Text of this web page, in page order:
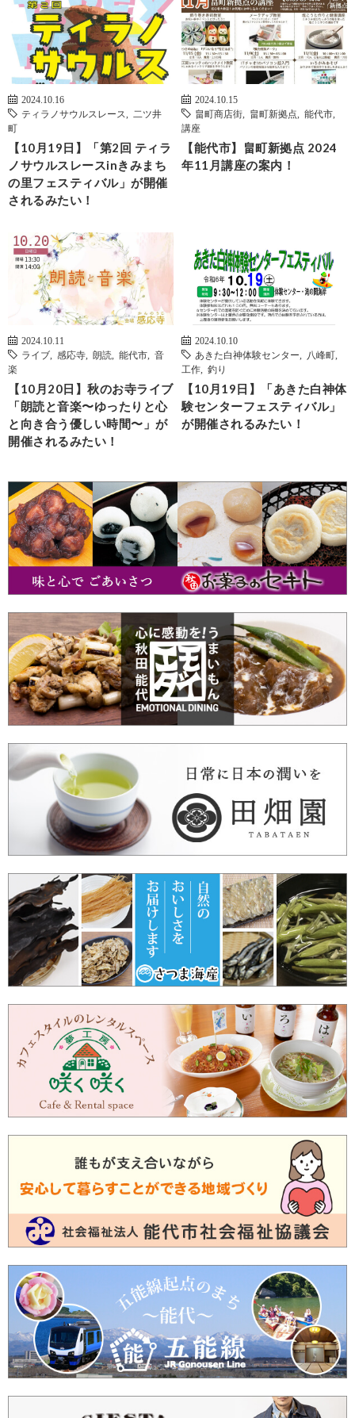
2024.10.16
ティラノサウルスレース
二ツ井
町
【10月19日】「第2回 ティラ
ノサウルスレースinきみまち
の里フェスティバル」が開催
されるみたい！
2024.10.15
畠町商店街
畠町新拠点 能代市
講座
【能代市】畠町新拠点 2024
年11月講座の案内！
2024.10.11
ライブ
感応寺 朗読 能代市
音
楽
【10月20日】秋のお寺ライブ
「朗読と音楽〜ゆったりと心
と向き合う優しい時間〜」が
開催されるみたい！
2024.10.10
あきた白神体験センター
八峰町
工作
釣り
【10月19日】「あきた白神体
験センターフェスティバル」
が開催されるみたい！